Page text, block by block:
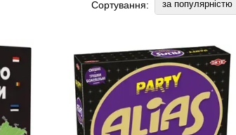
Сортування: за популярністю